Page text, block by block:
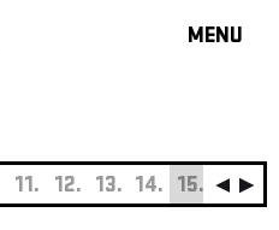
MENU
JAZZ
11. 12. 13. 14. 15. 16.